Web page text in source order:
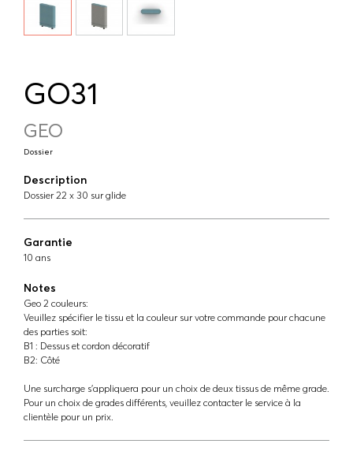
GO31
GEO
Dossier
Description
Dossier 22 x 30 sur glide
Garantie
10 ans
Notes
Geo 2 couleurs:
Veuillez spécifier le tissu et la couleur sur votre commande pour chacune
des parties soit:
B1 : Dessus et cordon décoratif
B2: Côté
Une surcharge s'appliquera pour un choix de deux tissus de même grade.
Pour un choix de grades différents, veuillez contacter le service à la
clientèle pour un prix.